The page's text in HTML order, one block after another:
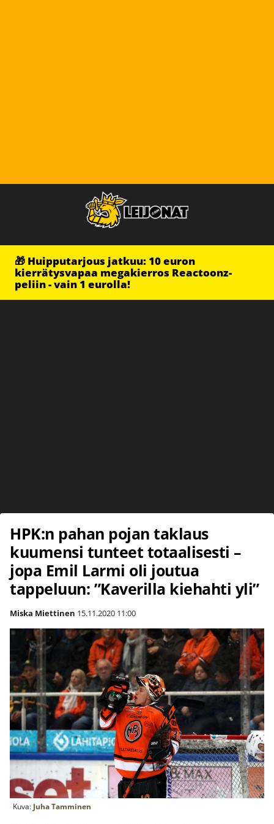
🎁 Huipputarjous jatkuu: 10 euron
kierrätysvapaa megakierros Reactoonz-
peliin - vain 1 eurolla!
HPK:n pahan pojan taklaus
kuumensi tunteet totaalisesti –
jopa Emil Larmi oli joutua
tappeluun: ”Kaverilla kiehahti yli”
Miska Miettinen 15.11.2020 11:00
Kuva: Juha Tamminen